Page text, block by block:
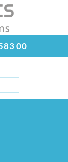
00